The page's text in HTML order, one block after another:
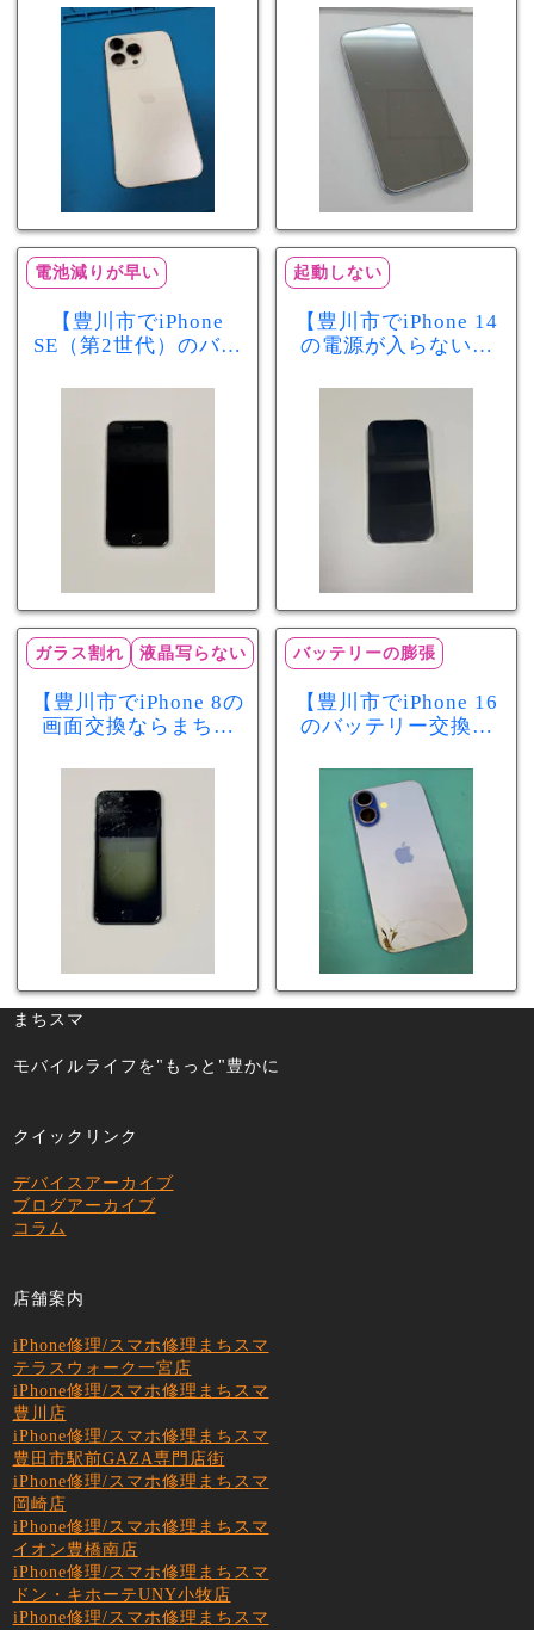
が早い症状も当日90
分で改善
修理！データそのま
まで復旧しました
電池減りが早い
【豊川市でiPhone
SE（第2世代）のバッ
スマ豊川店】電池の
減りが早い症状も当
起動しない
【豊川市でiPhone 14
の電源が入らない修
店】バッテリー交換
で復旧するケースも
あります！
ガラス割れ 液晶写らない
【豊川市でiPhone 8の
画面交換ならまちス
れ・液晶不良も当日
60分で修理可能！
バッテリーの膨張
【豊川市でiPhone 16
のバッテリー交換な
少し膨張したバッテ
リーも当日90分で安
心修理！
まちスマ
モバイルライフを"もっと"豊かに
クイックリンク
デバイスアーカイブ
ブログアーカイブ
コラム
店舗案内
iPhone修理/スマホ修理まちスマ
テラスウォーク一宮店
iPhone修理/スマホ修理まちスマ
豊川店
iPhone修理/スマホ修理まちスマ
豊田市駅前GAZA専門店街
iPhone修理/スマホ修理まちスマ
岡崎店
iPhone修理/スマホ修理まちスマ
イオン豊橋南店
iPhone修理/スマホ修理まちスマ
ドン・キホーテUNY小牧店
iPhone修理/スマホ修理まちスマ